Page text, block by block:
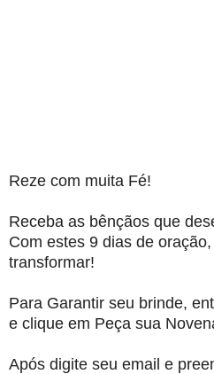
Reze com muita Fé!
Receba as bênçãos que
Com estes 9 dias de
transformar!
Para Garantir seu brinde,
e clique em Peça sua
Após digite seu email e